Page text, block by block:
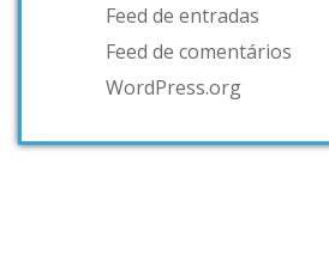
Feed de entradas
Feed de comentários
WordPress.org